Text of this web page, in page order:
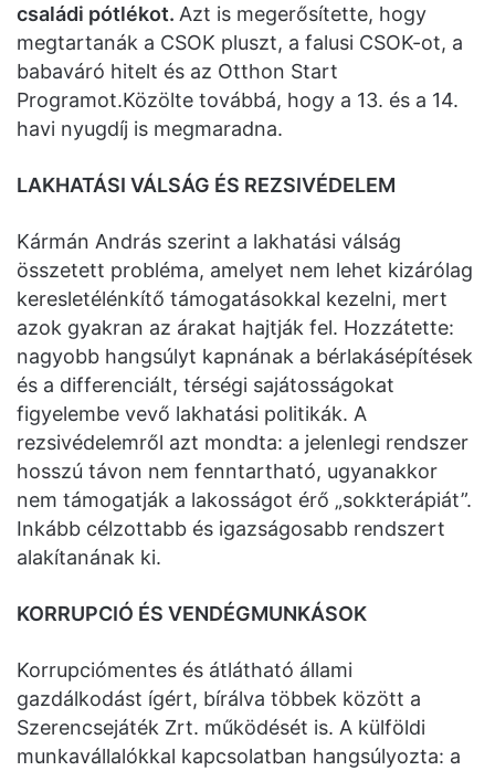
családi pótlékot. Azt is megerősítette, hogy
megtartanák a CSOK pluszt, a falusi CSOK-ot, a
babaváró hitelt és az Otthon Start
Programot.Közölte továbbá, hogy a 13. és a 14.
havi nyugdíj is megmaradna.
LAKHATÁSI VÁLSÁG ÉS REZSIVÉDELEM
Kármán András szerint a lakhatási válság
összetett probléma, amelyet nem lehet kizárólag
keresletélénkítő támogatásokkal kezelni, mert
azok gyakran az árakat hajtják fel. Hozzátette:
nagyobb hangsúlyt kapnának a bérlakásépítések
és a differenciált, térségi sajátosságokat
figyelembe vevő lakhatási politikák. A
rezsivédelemről azt mondta: a jelenlegi rendszer
hosszú távon nem fenntartható, ugyanakkor
nem támogatják a lakosságot érő „sokkterápiát”.
Inkább célzottabb és igazságosabb rendszert
alakítanának ki.
KORRUPCIÓ ÉS VENDÉGMUNKÁSOK
Korrupciómentes és átlátható állami
gazdálkodást ígért, bírálva többek között a
Szerencsejáték Zrt. működését is. A külföldi
munkavállalókkal kapcsolatban hangsúlyozta: a